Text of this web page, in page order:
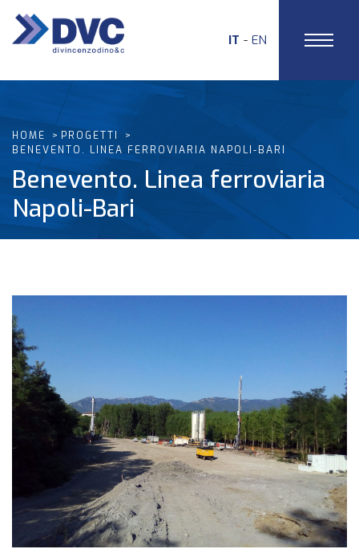
IT EN
HOME
PROGETTI
BENEVENTO. LINEA FERROVIARIA NAPOLI-BARI
Benevento. Linea ferroviaria
Napoli-Bari